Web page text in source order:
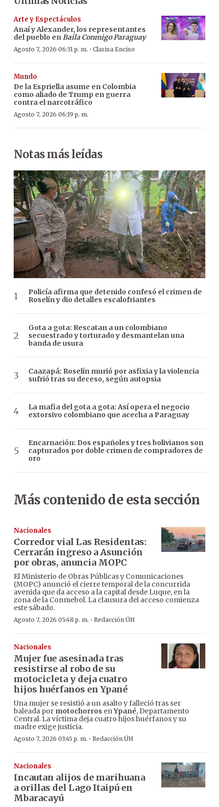
Arte y Espectáculos
Anaí y Alexander, los representantes
del pueblo enBaila Conmigo Paraguay
Agosto 7, 2026 06:31 p. m. · Clarisa Enciso
Mundo
De la Espriella asume en Colombia
como aliado de Trump en guerra
contra el narcotráfico
Agosto 7, 2026 06:19 p. m.
Notas más leídas
Policía afirma que detenido confesó el crimen de
Roselín y dio detalles escalofriantes
Gota a gota: Rescatan a un colombiano
secuestrado y torturado y desmantelan una
banda de usura
Caazapá: Roselín murió por asfixia y la violencia
sufrió tras su deceso, según autopsia
La mafia del gota a gota: Así opera el negocio
extorsivo colombiano que acecha a Paraguay
Encarnación: Dos españoles y tres bolivianos son
capturados por doble crimen de compradores de
oro
Más contenido de esta sección
Nacionales
Corredor vial Las Residentas:
Cerrarán ingreso a Asunción
por obras, anuncia MOPC
El Ministerio de Obras Públicas y Comunicaciones
(MOPC) anunció el cierre temporal de la concurrida
avenida que da acceso a la capital desde Luque, en la
zona de la Conmebol. La clausura del acceso comienza
este sábado.
Agosto 7, 2026 05:48 p. m. · Redacción ÚH
Nacionales
Mujer fue asesinada tras
resistirse al robo de su
motocicleta y deja cuatro
hijos huérfanos en Ypané
Una mujer se resistió a un asalto y falleció tras ser
baleada por motochorros enYpané, Departamento
Central. La víctima deja cuatro hijos huérfanos y su
madre exige justicia.
Agosto 7, 2026 03:45 p. m. · Redacción ÚH
Nacionales
Incautan alijos de marihuana
a orillas del Lago Itaipú en
Mbaracayú